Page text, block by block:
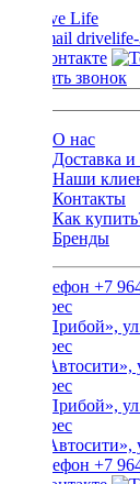
Заказать звонок
О нас
Доставка и
Наши
Контакты
Как
Бренды
+7
ТЦ «Прибой»,
ТЦ «Автосити»,
ТЦ «Прибой»,
ТЦ «Автосити»,
+7